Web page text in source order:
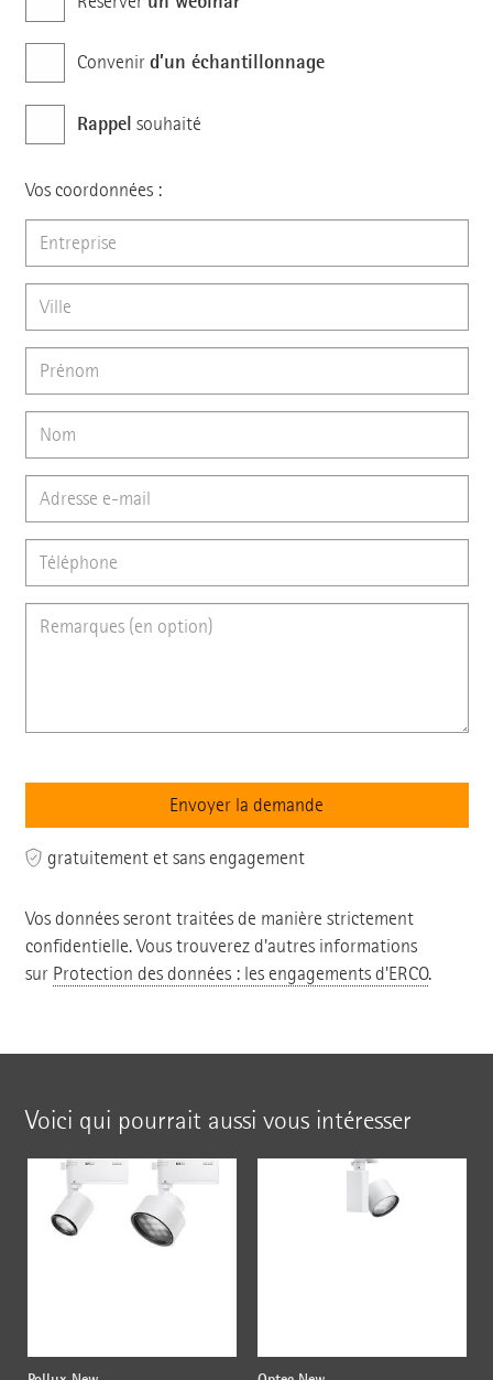
Convenird’un échantillonnage
Rappel souhaité
Vos coordonnées :
gratuitement et sans engagement
Vos données seront traitées de manière strictement
confidentielle. Vous trouverez d'autres informations
sur Protection des données : les engagements d'ERCO.
Voici qui pourrait aussi vous intéresser